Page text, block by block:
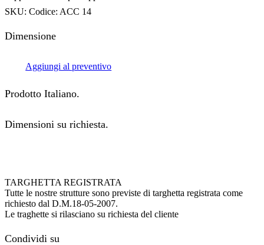
SKU: Codice: ACC 14
Dimensione
Aggiungi al preventivo
Prodotto Italiano.
Dimensioni su richiesta.
TARGHETTA REGISTRATA
Tutte le nostre strutture sono previste di targhetta registrata come
richiesto dal D.M.18-05-2007.
Le traghette si rilasciano su richiesta del cliente
Condividi su